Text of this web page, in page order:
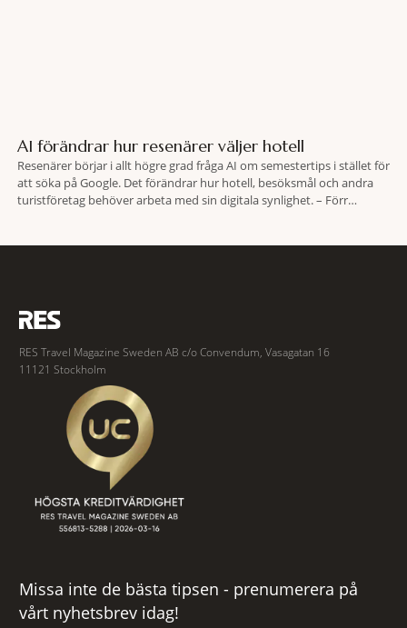
AI förändrar hur resenärer väljer hotell
Resenärer börjar i allt högre grad fråga AI om semestertips i stället för
att söka på Google. Det förändrar hur hotell, besöksmål och andra
turistföretag behöver arbeta med sin digitala synlighet. – Förr
RES Travel Magazine Sweden AB c/o Convendum, Vasagatan 16
11121 Stockholm
Missa inte de bästa tipsen - prenumerera på
vårt nyhetsbrev idag!